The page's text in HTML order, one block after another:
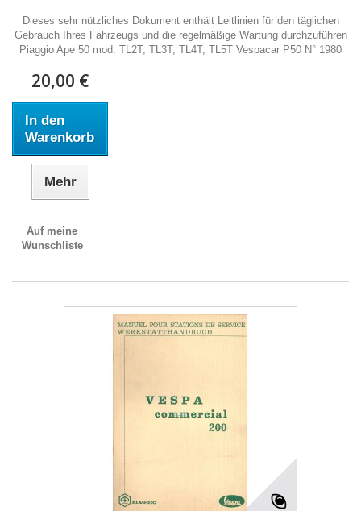
Dieses sehr nützliches Dokument enthält Leitlinien für den täglichen
Gebrauch Ihres Fahrzeugs und die regelmäßige Wartung durchzuführen
Piaggio Ape 50 mod. TL2T, TL3T, TL4T, TL5T Vespacar P50 N° 1980
20,00 €
In den
Warenkorb
Mehr
Auf meine
Wunschliste